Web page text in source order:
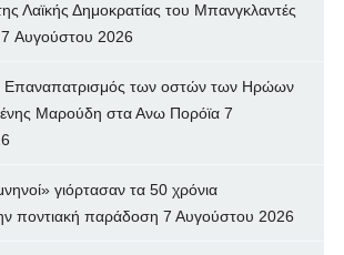
Λαϊκής Δημοκρατίας του Μπανγκλαντές
7 Αυγούστου 2026
Επαναπατρισμός των oστών των Ηρώων
Μαρούδη στα Ανω Πορόϊα 7
γιόρτασαν τα 50 χρόνια
ποντιακή παράδοση 7 Αυγούστου 2026